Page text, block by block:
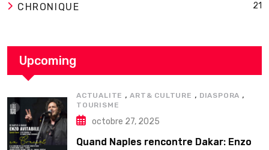
CHRONIQUE 21
Upcoming
ACTUALITE ,ART& CULTURE , DIASPORA ,
TOURISME
octobre 27, 2025
Quand Naples rencontre Dakar: Enzo